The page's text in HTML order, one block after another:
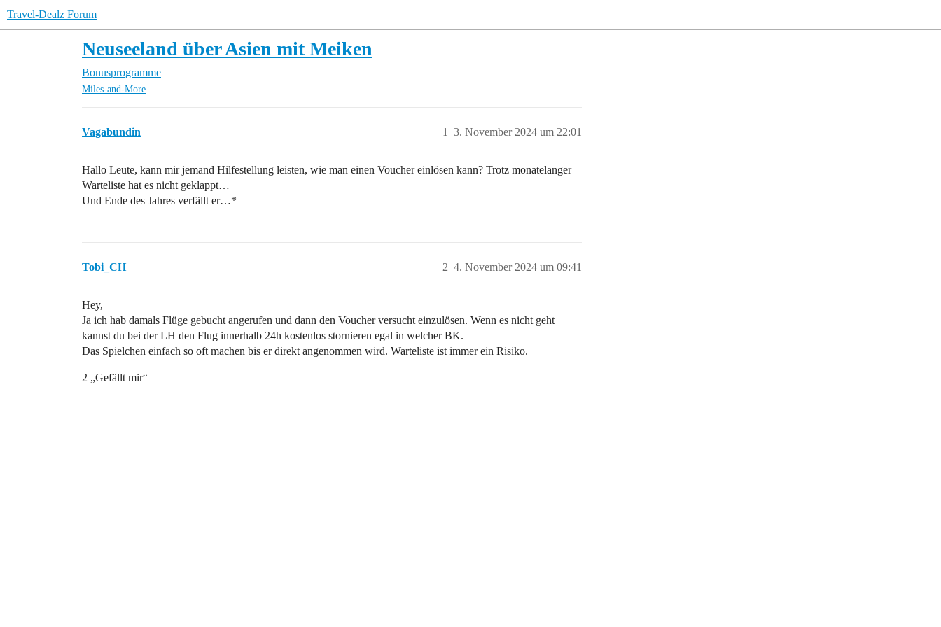
Travel-Dealz Forum
Neuseeland über Asien mit Meiken
Bonusprogramme
Miles-and-More
Vagabundin 3. November 2024 um 22:01
1
Hallo Leute, kann mir jemand Hilfestellung leisten, wie man einen Voucher einlösen kann? Trotz monatelanger
Warteliste hat es nicht geklappt…
Und Ende des Jahres verfällt er…*
Tobi_CH 4. November 2024 um 09:41
2
Hey,
Ja ich hab damals Flüge gebucht angerufen und dann den Voucher versucht einzulösen. Wenn es nicht geht
kannst du bei der LH den Flug innerhalb 24h kostenlos stornieren egal in welcher BK.
Das Spielchen einfach so oft machen bis er direkt angenommen wird. Warteliste ist immer ein Risiko.
2 „Gefällt mir“